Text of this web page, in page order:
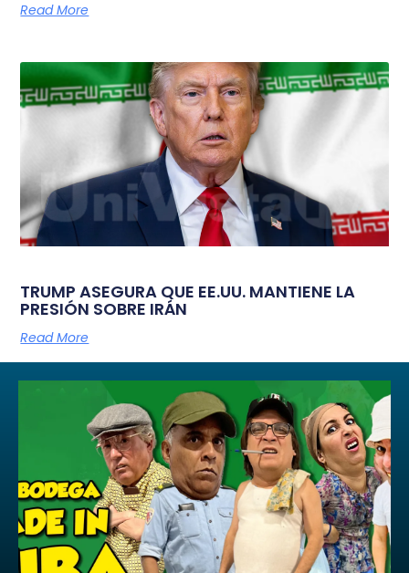
Read More
TRUMP ASEGURA QUE EE.UU. MANTIENE LA
PRESIÓN SOBRE IRÁN
Read More